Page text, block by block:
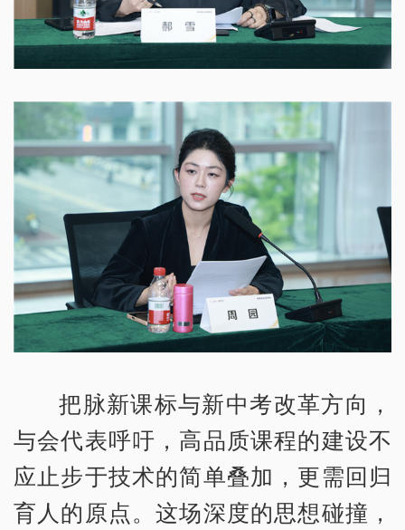
把脉新课标与新中考改革方向，
与会代表呼吁，高品质课程的建设不
应止步于技术的简单叠加，更需回归
育人的原点。这场深度的思想碰撞，